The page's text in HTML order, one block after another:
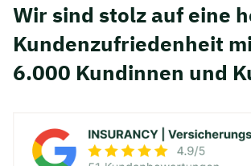
Wir sind stolz auf eine
Kunden­zufriedenheit
6.000 Kundinnen und